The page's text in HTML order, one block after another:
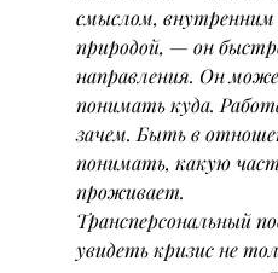
смыслом,
природой, — он
направления. Он
понимать куда.
зачем. Быть в
понимать, какую
проживает.
Трансперсональный
увидеть кризис не